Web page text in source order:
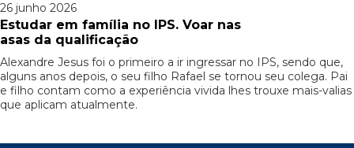
26 junho 2026
Estudar em família no IPS. Voar nas
asas da qualificação
Alexandre Jesus foi o primeiro a ir ingressar no IPS, sendo que,
alguns anos depois, o seu filho Rafael se tornou seu colega. Pai
e filho contam como a experiência vivida lhes trouxe mais-valias
que aplicam atualmente.